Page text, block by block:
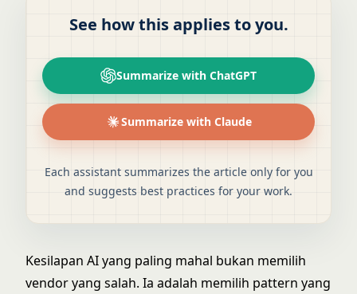
See how this applies to you.
Summarize with ChatGPT
Summarize with Claude
Each assistant summarizes the article only for you
and suggests best practices for your work.
Kesilapan AI yang paling mahal bukan memilih
vendor yang salah. Ia adalah memilih pattern yang